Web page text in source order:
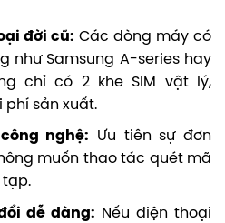
đời cũ: Các dòng máy có
như Samsung A-series hay
chỉ có 2 khe SIM vật lý,
phí sản xuất.
nghệ: Ưu tiên sự đơn
muốn thao tác quét mã
tạp.
dễ dàng: Nếu điện thoại